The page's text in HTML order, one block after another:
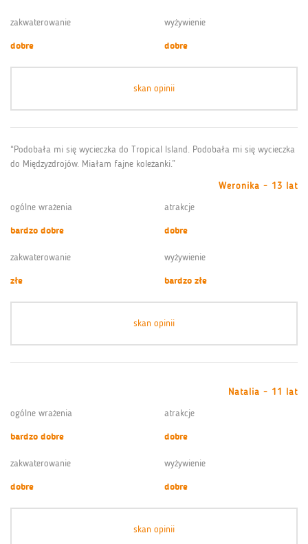
zakwaterowanie
dobre
wyżywienie
dobre
skan opinii
“Podobała mi się wycieczka do Tropical Island. Podobała mi się wycieczka
do Międzyzdrojów. Miałam fajne koleżanki.”
Weronika - 13 lat
ogólne wrażenia
bardzo dobre
atrakcje
dobre
zakwaterowanie
złe
wyżywienie
bardzo złe
skan opinii
Natalia - 11 lat
ogólne wrażenia
bardzo dobre
atrakcje
dobre
zakwaterowanie
dobre
wyżywienie
dobre
skan opinii